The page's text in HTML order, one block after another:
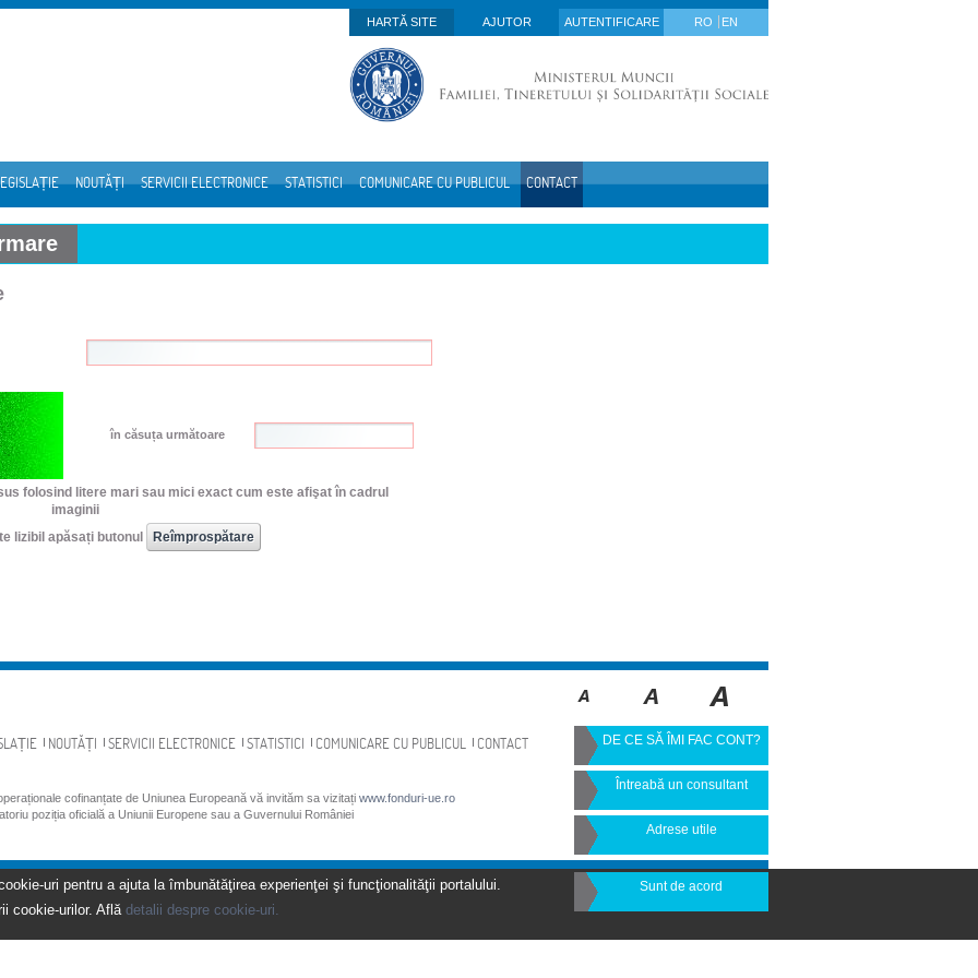
HARTĂ SITE
AJUTOR AUTENTIFICARE RO EN
NOUTĂȚI SERVICII ELECTRONICE STATISTICI COMUNICARE CU PUBLICUL CONTACT
în căsuța următoare
folosind litere mari sau mici exact cum este afişat în cadrul
imaginii
lizibil apăsați butonul
NOUTĂȚI SERVICII ELECTRONICE STATISTICI COMUNICARE CU PUBLICUL CONTACT
cofinanțate de Uniunea Europeană vă invităm sa vizitați www.fonduri-ue.ro
poziția oficială a Uniunii Europene sau a Guvernului României
DE CE SĂ ÎMI FAC CONT?
Întreabă un consultant
Adrese utile
uri pentru a ajuta la îmbunătăţirea experienţei şi funcţionalităţii portalului.
cookie-urilor. Află detalii despre cookie-uri.
Sunt de acord